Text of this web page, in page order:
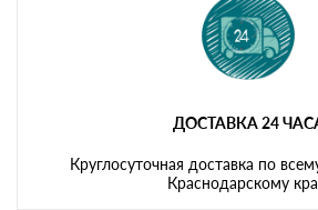
ДОСТАВКА 24
Круглосуточная доставка по
Краснодарскому